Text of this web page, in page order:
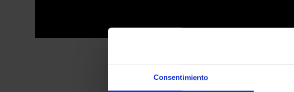
Consentimiento